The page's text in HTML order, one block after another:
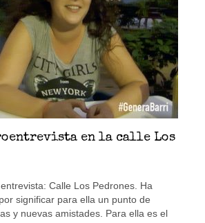
en la calle Los
Calle Los Pedrones. Ha
significar para ella un punto de
y nuevas amistades. Para ella es el